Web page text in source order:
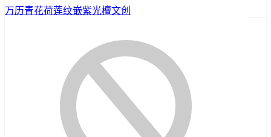
万历青花荷莲纹嵌紫光檀文创